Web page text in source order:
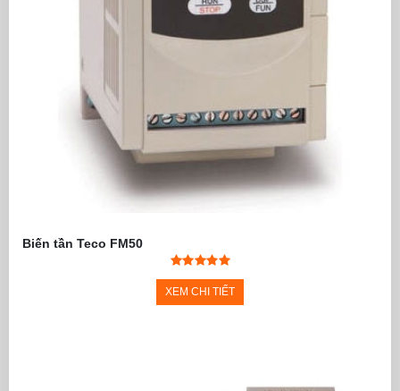
Biến tần Teco FM50
XEM CHI TIẾT